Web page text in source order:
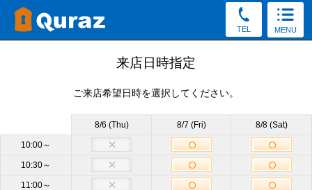
TEL MENU
見学予約
キャンセルOK）
お電話でもご質問・ご来店予約を承っております。
0120-86-1092
来店日時指定
ご来店希望日時を選択してください。
8/6 (Thu) 8/7 (Fri) 8/8 (Sat)
10:00～
10:30～
11:00～